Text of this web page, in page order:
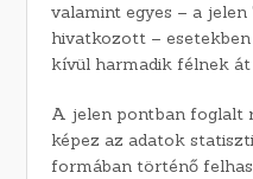
valamint egyes – a
hivatkozott –
kívül harmadik félnek át
A jelen pontban foglalt
képez az adatok
formában történő